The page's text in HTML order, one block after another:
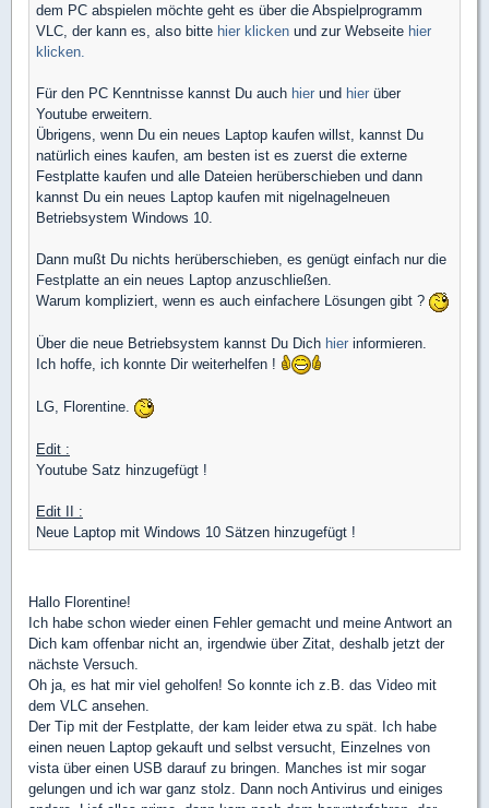
dem PC abspielen möchte geht es über die Abspielprogramm
VLC, der kann es, also bitte hier klicken und zur Webseite hier
klicken.
Für den PC Kenntnisse kannst Du auch hier und hier über
Youtube erweitern.
Übrigens, wenn Du ein neues Laptop kaufen willst, kannst Du
natürlich eines kaufen, am besten ist es zuerst die externe
Festplatte kaufen und alle Dateien herüberschieben und dann
kannst Du ein neues Laptop kaufen mit nigelnagelneuen
Betriebsystem Windows 10.
Dann mußt Du nichts herüberschieben, es genügt einfach nur die
Festplatte an ein neues Laptop anzuschließen.
Warum kompliziert, wenn es auch einfachere Lösungen gibt ?
Über die neue Betriebsystem kannst Du Dich hier informieren.
Ich hoffe, ich konnte Dir weiterhelfen !
LG, Florentine.
Edit :
Youtube Satz hinzugefügt !
Edit II :
Neue Laptop mit Windows 10 Sätzen hinzugefügt !
Hallo Florentine!
Ich habe schon wieder einen Fehler gemacht und meine Antwort an
Dich kam offenbar nicht an, irgendwie über Zitat, deshalb jetzt der
nächste Versuch.
Oh ja, es hat mir viel geholfen! So konnte ich z.B. das Video mit
dem VLC ansehen.
Der Tip mit der Festplatte, der kam leider etwa zu spät. Ich habe
einen neuen Laptop gekauft und selbst versucht, Einzelnes von
vista über einen USB darauf zu bringen. Manches ist mir sogar
gelungen und ich war ganz stolz. Dann noch Antivirus und einiges